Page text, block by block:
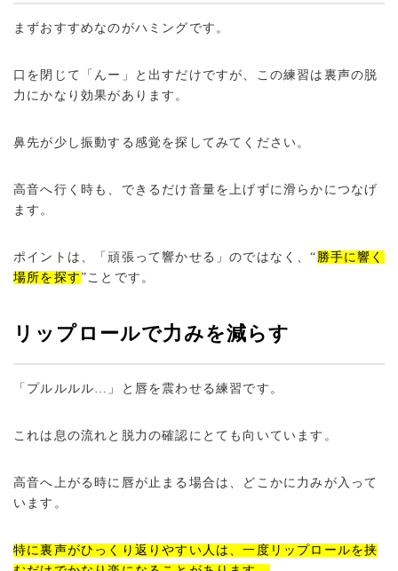
まずおすすめなのがハミングです。
口を閉じて「んー」と出すだけですが、この練習は裏声の脱
力にかなり効果があります。
鼻先が少し振動する感覚を探してみてください。
高音へ行く時も、できるだけ音量を上げずに滑らかにつなげ
ます。
ポイントは、「頑張って響かせる」のではなく、“ 勝手に響く
場所を探す”ことです。
リップロールで力みを減らす
「プルルルル…」と唇を震わせる練習です。
これは息の流れと脱力の確認にとても向いています。
高音へ上がる時に唇が止まる場合は、どこかに力みが入って
います。
特に裏声がひっくり返りやすい人は、一度リップロールを挟